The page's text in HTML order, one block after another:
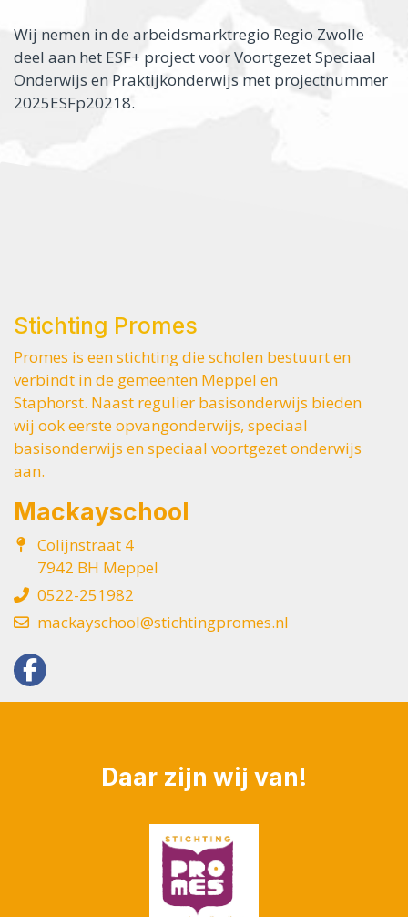
Wij nemen in de arbeidsmarktregio Regio Zwolle
deel aan het ESF+ project voor Voortgezet Speciaal
Onderwijs en Praktijkonderwijs met projectnummer
2025ESFp20218.
Stichting Promes
Promes is een stichting die scholen bestuurt en
verbindt in de gemeenten Meppel en
Staphorst. Naast regulier basisonderwijs bieden
wij ook eerste opvangonderwijs, speciaal
basisonderwijs en speciaal voortgezet onderwijs
aan.
Mackayschool
Colijnstraat 4
7942 BH Meppel
0522-251982
mackayschool@stichtingpromes.nl
Daar zijn wij van!